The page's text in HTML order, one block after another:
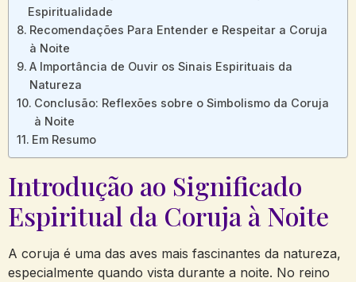
Espiritualidade
Recomendações Para Entender e Respeitar a Coruja
à Noite
A Importância de Ouvir os Sinais Espirituais da
Natureza
Conclusão: Reflexões sobre o Simbolismo da Coruja
à Noite
Em Resumo
Introdução ao Significado
Espiritual da Coruja à Noite
A coruja é uma das aves mais fascinantes da natureza,
especialmente quando vista durante a noite. No reino